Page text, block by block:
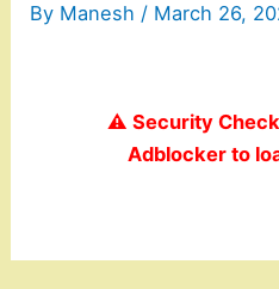
By Manesh / March 26,
⚠️ Security
Adblocker to